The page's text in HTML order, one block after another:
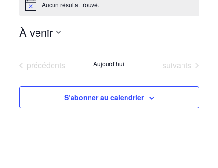
Notice Aucun résultat trouvé.
À venir
Sélectionnez
date.Évènements
précédents Aujourd’hui Évènements
suivants
S’abonner au calendrier